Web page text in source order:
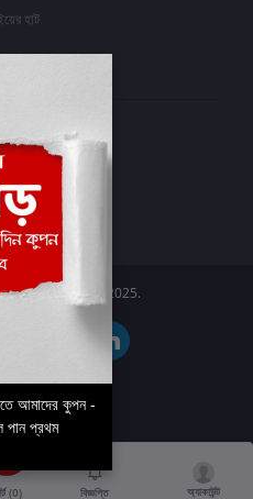
হাট
করুন
reserved 2025.
(0) বিজ্ঞপ্তি অ্যাকাউন্ট
আমাদের কুপন -
পান প্রথম